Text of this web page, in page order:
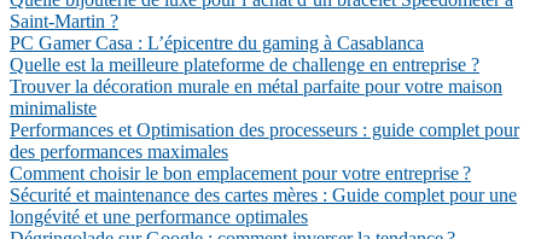
Saint-Martin ?
PC Gamer Casa : L’épicentre du gaming à Casablanca
Quelle est la meilleure plateforme de challenge en entreprise ?
Trouver la décoration murale en métal parfaite pour votre maison
minimaliste
Performances et Optimisation des processeurs : guide complet pour
des performances maximales
Comment choisir le bon emplacement pour votre entreprise ?
Sécurité et maintenance des cartes mères : Guide complet pour une
longévité et une performance optimales